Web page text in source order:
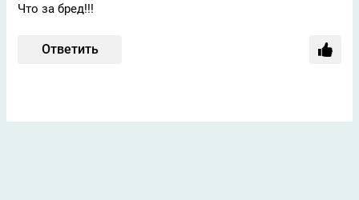
Что за бред!!!
Ответить